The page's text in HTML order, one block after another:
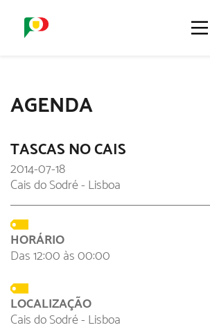
AGENDA
TASCAS NO CAIS
2014-07-18
Cais do Sodré - Lisboa
HORÁRIO
Das 12:00 às 00:00
LOCALIZAÇÃO
Cais do Sodré - Lisboa